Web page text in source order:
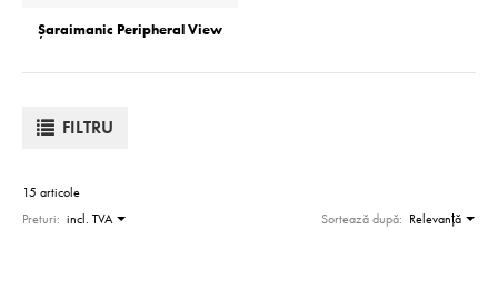
Șaraimanic Peripheral View
FILTRU
15 articole
Preturi: incl. TVA Sortează după: Relevanţă